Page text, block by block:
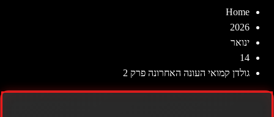
Home
2026
ינואר
14
גולדן קמואי העונה האחרונה פרק 2